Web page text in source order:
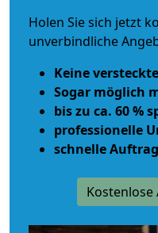
Holen Sie sich jetzt
unverbindliche
Keine
Sogar möglich
bis zu ca. 60 %
professionelle
schnelle